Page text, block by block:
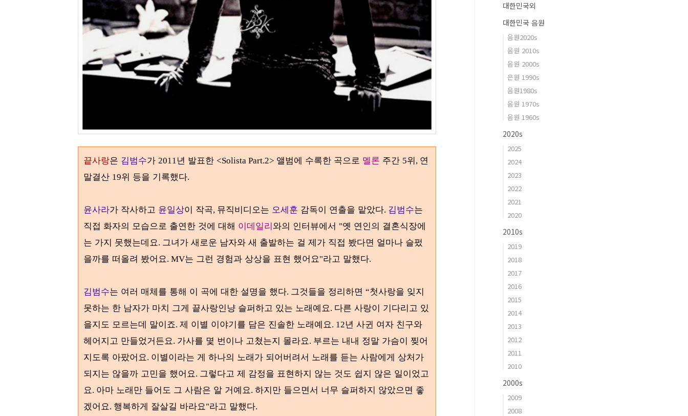
끝사랑은 김범수가 2011년 발표한 <Solista Part.2> 앨범에 수록한 곡으로 멜론 주간 5위, 연
말결산 19위 등을 기록했다.
윤사라가 작사하고 윤일상이 작곡, 뮤직비디오는 오세훈 감독이 연출을 맡았다. 김범수는
직접 화자의 모습으로 출연한 것에 대해 이데일리와의 인터뷰에서 "옛 연인의 결혼식장에
는 가지 못했는데요. 그녀가 새로운 남자와 새 출발하는 걸 제가 직접 봤다면 얼마나 슬펐
을까를 떠올려 봤어요. MV는 그런 경험과 상상을 표현 했어요"라고 말했다.
김범수는 여러 매체를 통해 이 곡에 대한 설명을 했다. 그것들을 정리하면 “첫사랑을 잊지
못하는 한 남자가 마치 그게 끝사랑인냥 슬퍼하고 있는 노래예요. 다른 사랑이 기다리고 있
을지도 모르는데 말이죠. 제 이별 이야기를 담은 진솔한 노래예요. 12년 사귄 여자 친구와
헤어지고 만들었거든요. 가사를 몇 번이나 고쳤는지 몰라요. 부르는 내내 정말 가슴이 찢어
지도록 아팠어요. 이별이라는 게 하나의 노래가 되어버려서 노래를 듣는 사람에게 상처가
되지는 않을까 고민을 했어요. 그렇다고 제 감정을 표현하지 않는 것도 쉽지 않은 일이었고
요. 아마 노래만 들어도 그 사람은 알 거예요. 하지만 들으면서 너무 슬퍼하지 않았으면 좋
겠어요. 행복하게 잘살길 바라요"라고 말했다.
대한민국외
대한민국 음원
음원2020s
음원 2010s
음원 2000s
은원 1990s
음원1980s
음원 1970s
음원 1960s
2020s
2025
2024
2023
2022
2021
2020
2010s
2019
2018
2017
2016
2015
2014
2013
2012
2011
2010
2000s
2009
2008